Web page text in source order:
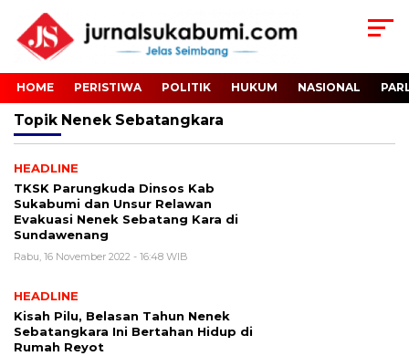
HOME PERISTIWA POLITIK HUKUM NASIONAL
Topik Nenek Sebatangkara
HEADLINE
TKSK Parungkuda Dinsos Kab
Sukabumi dan Unsur Relawan
Evakuasi Nenek Sebatang Kara di
Sundawenang
Rabu, 16 November 2022 - 16:48 WIB
HEADLINE
Kisah Pilu, Belasan Tahun Nenek
Sebatangkara Ini Bertahan Hidup di
Rumah Reyot